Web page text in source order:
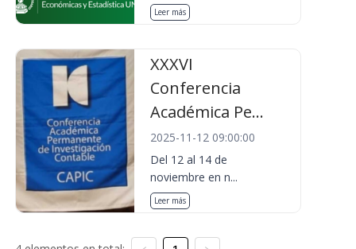
Leer más
XXXVI
Conferencia
Académica Pe...
2025-11-12 09:00:00
Del 12 al 14 de
noviembre en n...
Leer más